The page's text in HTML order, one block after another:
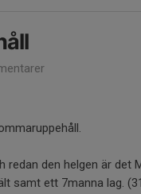
redan den helgen är det
samt ett 7manna lag.